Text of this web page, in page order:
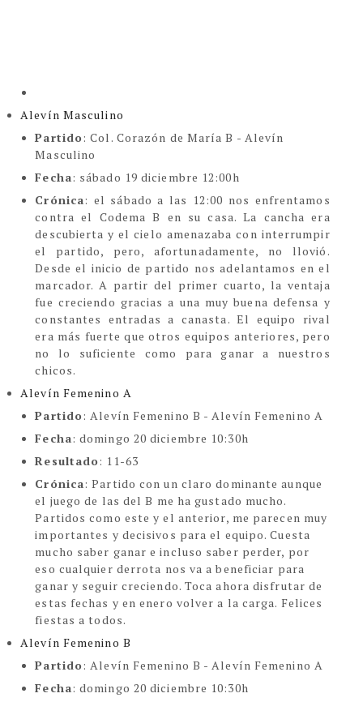
Alevín Masculino
Partido: Col. Corazón de María B - Alevín
Masculino
Fecha: sábado 19 diciembre 12:00h
Crónica: el sábado a las 12:00 nos enfrentamos
contra el Codema B en su casa. La cancha era
descubierta y el cielo amenazaba con interrumpir
el partido, pero, afortunadamente, no llovió.
Desde el inicio de partido nos adelantamos en el
marcador. A partir del primer cuarto, la ventaja
fue creciendo gracias a una muy buena defensa y
constantes entradas a canasta. El equipo rival
era más fuerte que otros equipos anteriores, pero
no lo suficiente como para ganar a nuestros
chicos.
Alevín Femenino A
Partido: Alevín Femenino B - Alevín Femenino A
Fecha: domingo 20 diciembre 10:30h
Resultado: 11-63
Crónica:Partido con un claro dominante aunque
el juego de las del B me ha gustado mucho.
Partidos como este y el anterior, me parecen muy
importantes y decisivos para el equipo. Cuesta
mucho saber ganar e incluso saber perder, por
eso cualquier derrota nos va a beneficiar para
ganar y seguir creciendo. Toca ahora disfrutar de
estas fechas y en enero volver a la carga. Felices
fiestas a todos.
Alevín Femenino B
Partido: Alevín Femenino B - Alevín Femenino A
Fecha: domingo 20 diciembre 10:30h